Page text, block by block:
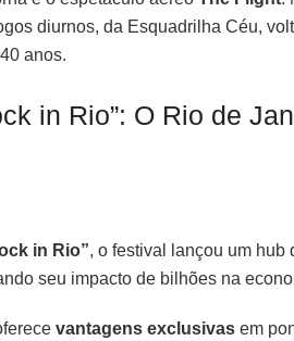
diurnos, da Esquadrilha Céu,
anos.
in Rio”: O Rio de
in Rio”, o festival lançou um hub
seu impacto de bilhões na
vantagens exclusivas em